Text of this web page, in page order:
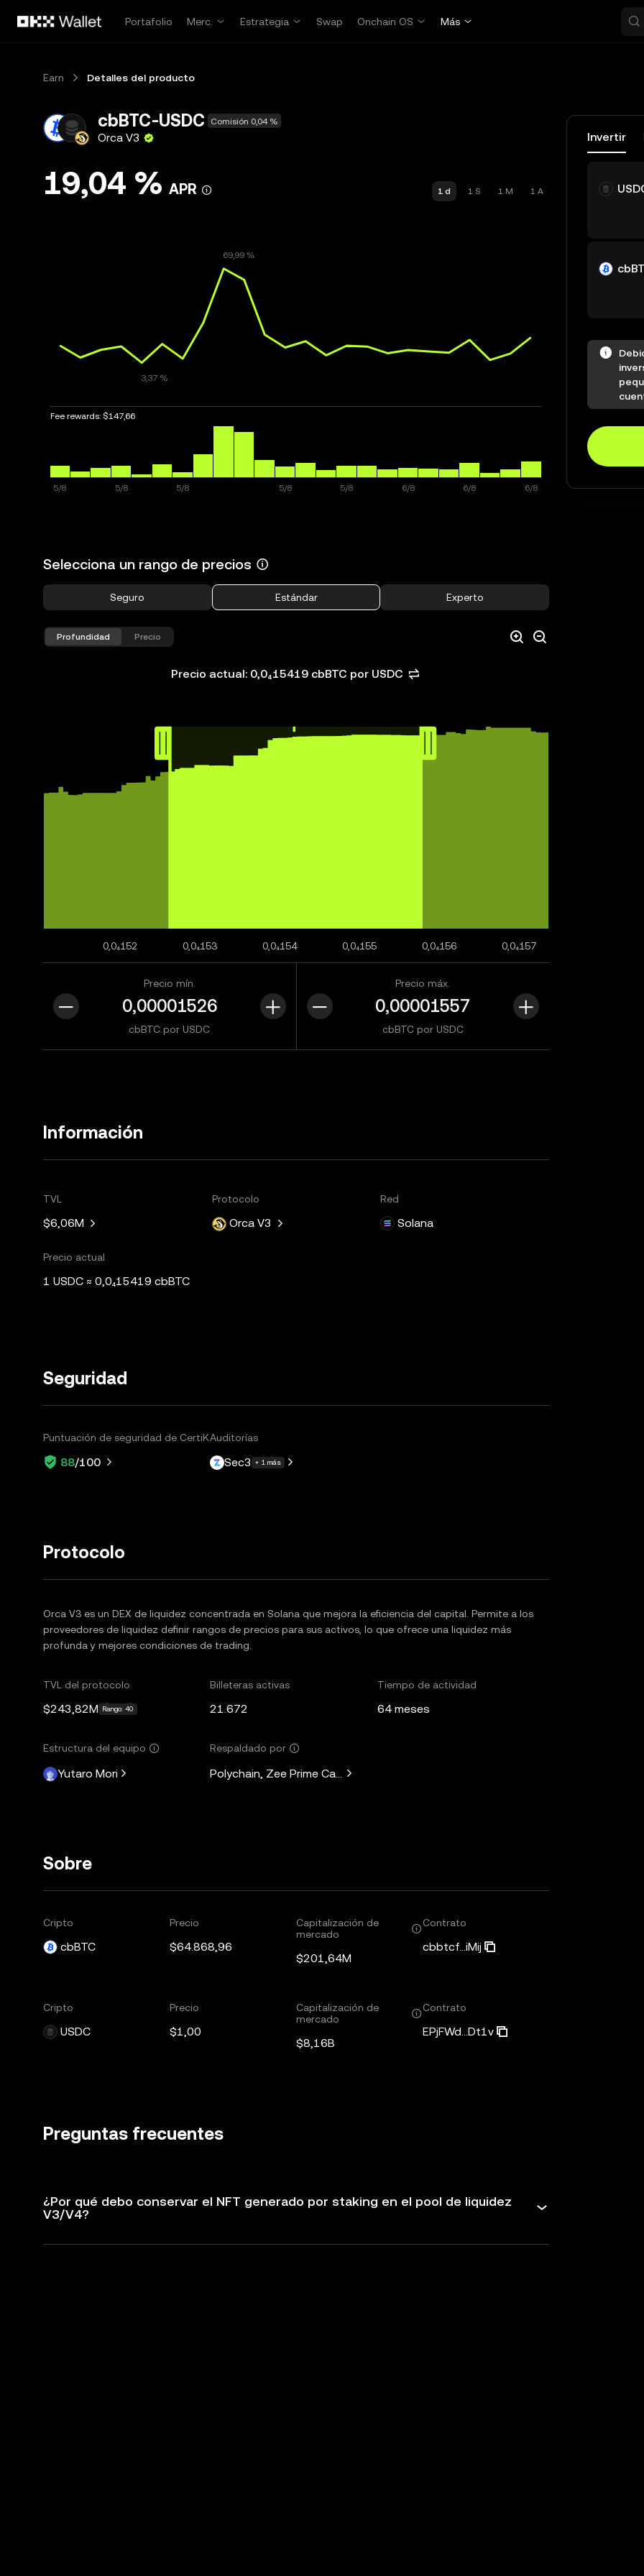
Portafolio
Merc. Estrategia Swap Onchain OS Más
Earn Detalles del producto
cbBTC-USDC Comisión 0,04 %
Orca V3
19,04 % APR 1 d 1 S 1 M 1 A
Fee rewards: $147,66
Selecciona un rango de precios
Seguro Estándar Experto
Profundidad Precio
Precio actual: 0,0₄15419 cbBTC por USDC
0,0₄152 0,0₄153 0,0₄154 0,0₄155 0,0₄156 0,0₄157
Precio mín.
cbBTC por USDC
Precio máx.
cbBTC por USDC
Información
TVL
$6,06M
Protocolo
Orca V3
Red
Solana
Precio actual
1 USDC ≈ 0,0₄15419 cbBTC
Seguridad
Puntuación de seguridad de CertiK
88/100
Auditorías
Sec3 + 1 más
Protocolo
Orca V3 es un DEX de liquidez concentrada en Solana que mejora la eficiencia del capital. Permite a los
proveedores de liquidez definir rangos de precios para sus activos, lo que ofrece una liquidez más
profunda y mejores condiciones de trading.
TVL del protocolo
$243,82M Rango: 40
Billeteras activas
21.672
Tiempo de actividad
64 meses
Estructura del equipo
Yutaro Mori
Respaldado por
Polychain, Zee Prime Capital, Solana Ventures, Placeholder, Ryze Labs,
Sobre
Cripto
cbBTC
Precio
$64.868,96
Capitalización de
mercado
$201,64M
Contrato
cbbtcf...iMij
Cripto
USDC
Precio
$1,00
Capitalización de
mercado
$8,16B
Contrato
EPjFWd...Dt1v
Preguntas frecuentes
¿Por qué debo conservar el NFT generado por staking en el pool de liquidez
V3/V4?
Invertir